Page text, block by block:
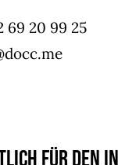
69 20 99 25